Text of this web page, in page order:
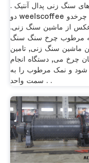
سنگ زنی پدال آنتیک .
دو weelscoffee عتیقه چرخدو
از ماشین سنگ زنی.
مرطوب چرخ سنگ سنگ
ماشین سنگ زنی, تامین
چرخ می, دستگاه انجام
و نمک مرطوب را به
سمت واحد . .